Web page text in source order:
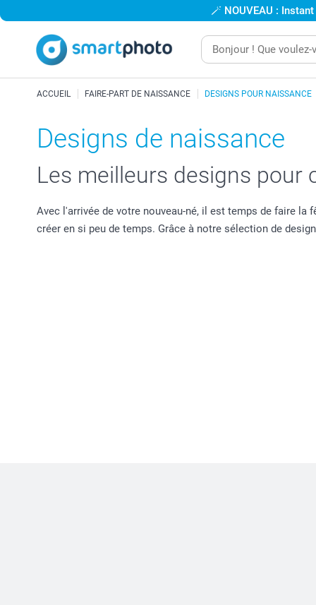
🪄 NOUVEAU :
ACCUEIL FAIRE-PART DE NAISSANCE DESIGNS POUR NAISSANCE
Designs de naissance
Les meilleurs designs pour
Avec l'arrivée de votre nouveau-né, il est temps de faire
créer en si peu de temps. Grâce à notre sélection de